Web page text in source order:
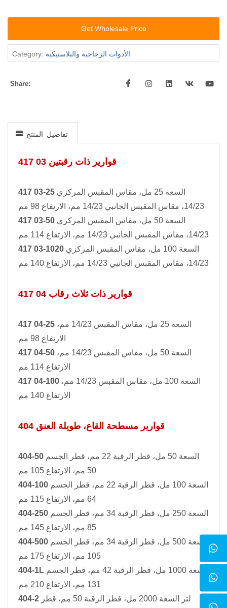
Get Wholesale Price
Category: الأدوات الزجاجية والبلاستيكية
Share:
تفاصيل المنتج
417 03 قوارير ذات رقبتين
417 03-25
14/23، مقاس المقبس الجانبي 14/23 مم، الارتفاع 98 مم
417 03-50 السعة 50 مل، مقاس المقبس المركزي
14/23، مقاس المقبس الجانبي 14/23 مم، الارتفاع 114 مم
417 03-1020
14/23، مقاس المقبس الجانبي 14/23 مم، الارتفاع 140 مم
417 04 قوارير ذات ثلاث رقاب
417 04-25
الارتفاع 98 مم
417 04-50
الارتفاع 114 مم
417 04-100 السعة 100 مل، مقاس المقبس 14/23 مم،
الارتفاع 140 مم
404 قوارير مسطحة القاع، طويلة العنق
404-50
50 مم، الارتفاع 105 مم
404-100 السعة 100 مل، قطر الرقبة 22 مم، قطر الجسم
64 مم، الارتفاع 115 مم
404-250
85 مم، الارتفاع 145 مم
404-500
105 مم، الارتفاع 175 مم
404-1L
131 مم، الارتفاع 210 مم
404-2